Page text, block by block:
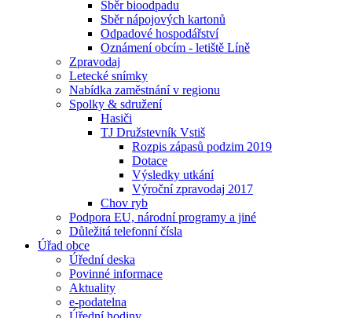
Sběr bioodpadu
Sběr nápojových kartonů
Odpadové hospodářství
Oznámení obcím - letiště Líně
Zpravodaj
Letecké snímky
Nabídka zaměstnání v regionu
Spolky & sdružení
Hasiči
TJ Družstevník Vstiš
Rozpis zápasů podzim 2019
Dotace
Výsledky utkání
Výroční zpravodaj 2017
Chov ryb
Podpora EU, národní programy a jiné
Důležitá telefonní čísla
Úřad obce
Úřední deska
Povinné informace
Aktuality
e-podatelna